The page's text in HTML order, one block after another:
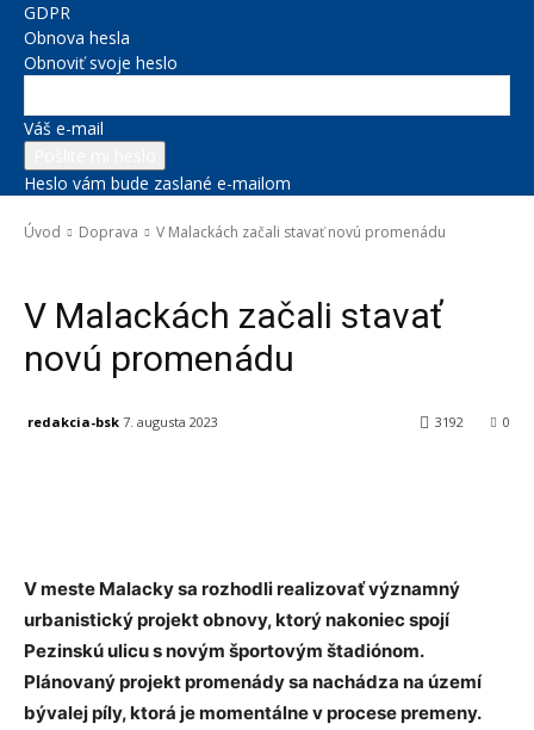
GDPR
Obnova hesla
Obnoviť svoje heslo
Váš e-mail
Heslo vám bude zaslané e-mailom
Úvod Doprava V Malackách začali stavať novú promenádu
V Malackách začali stavať
novú promenádu
redakcia-bsk 7. augusta 2023 0
3192
V meste Malacky sa rozhodli realizovať významný
urbanistický projekt obnovy, ktorý nakoniec spojí
Pezinskú ulicu s novým športovým štadiónom.
Plánovaný projekt promenády sa nachádza na území
bývalej píly, ktorá je momentálne v procese premeny.